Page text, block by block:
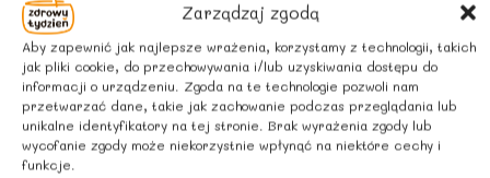
Zarządzaj zgodą
Aby zapewnić jak najlepsze wrażenia, korzystamy z technologii, takich
jak pliki cookie, do przechowywania i/lub uzyskiwania dostępu do
informacji o urządzeniu. Zgoda na te technologie pozwoli nam
przetwarzać dane, takie jak zachowanie podczas przeglądania lub
unikalne identyfikatory na tej stronie. Brak wyrażenia zgody lub
wycofanie zgody może niekorzystnie wpłynąć na niektóre cechy i
funkcje.
Krystalizacja i rozwarstwianie się miodu jest
zjawiskiem naturalnym i nie wpływa na obniżenie jego
jakości.
WARUNKI PRZECHOWYWANIA: